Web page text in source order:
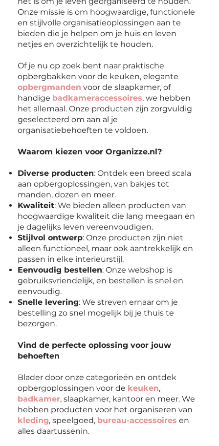
Onze missie is om hoogwaardige, functionele
en stijlvolle organisatieoplossingen aan te
bieden die je helpen om je huis en leven
netjes en overzichtelijk te houden.
Of je nu op zoek bent naar praktische
opbergbakken voor de keuken, elegante
opbergmanden voor de slaapkamer, of
handige badkameraccessoires, we hebben
het allemaal. Onze producten zijn zorgvuldig
geselecteerd om aan al je
organisatiebehoeften te voldoen.
Waarom kiezen voor Organizze.nl?
Diverse producten: Ontdek een breed scala
aan opbergoplossingen, van bakjes tot
manden, dozen en meer.
Kwaliteit: We bieden alleen producten van
hoogwaardige kwaliteit die lang meegaan en
je dagelijks leven vereenvoudigen.
Stijlvol ontwerp: Onze producten zijn niet
alleen functioneel, maar ook aantrekkelijk en
passen in elke interieurstijl.
Eenvoudig bestellen: Onze webshop is
gebruiksvriendelijk, en bestellen is snel en
eenvoudig.
Snelle levering: We streven ernaar om je
bestelling zo snel mogelijk bij je thuis te
bezorgen.
Vind de perfecte oplossing voor jouw
behoeften
Blader door onze categorieën en ontdek
opbergoplossingen voor de keuken,
badkamer, slaapkamer, kantoor en meer. We
hebben producten voor het organiseren van
kleding, speelgoed, bureau-accessoires en
alles daartussenin.